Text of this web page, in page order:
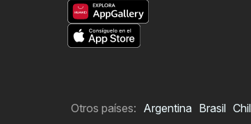
Otros países: Argentina Brasil